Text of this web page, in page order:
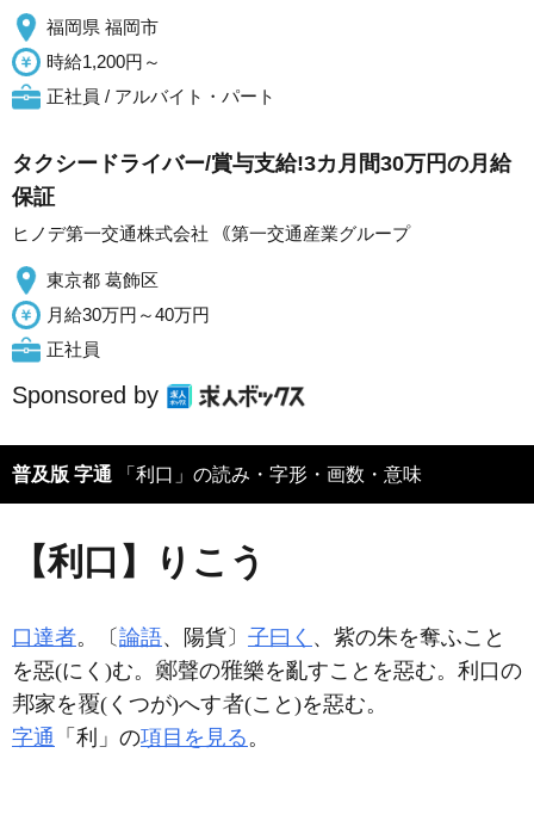
福岡県 福岡市
時給1,200円～
正社員 / アルバイト・パート
タクシードライバー/賞与支給!3カ月間30万円の月給
保証
ヒノデ第一交通株式会社 ｟第一交通産業グループ
東京都 葛飾区
月給30万円～40万円
正社員
Sponsored by
普及版 字通 「利口」の読み・字形・画数・意味
【利口】りこう
口達者。〔 論語、陽貨〕 子曰く 、紫の朱を奪ふこと
を惡(にく)む。
聲の
樂を亂すことを惡む。利口の
家を
(くつが)へす
(こと)を惡む。
字通 「利」の項目を見る。